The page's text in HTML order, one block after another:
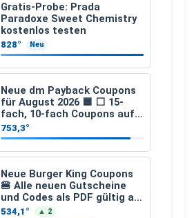
Gratis-Probe: Prada
Paradoxe Sweet Chemistry
kostenlos testen
828° Neu
Neue dm Payback Coupons
für August 2026 🟦 ⬜ 15-
fach, 10-fach Coupons auf
den gesamten Einkauf ab 2
€
753,3°
Neue Burger King Coupons
🍔 Alle neuen Gutscheine
und Codes als PDF gültig ab
25.07.2026 bis 04.09.2026
534,1° ▲ 2